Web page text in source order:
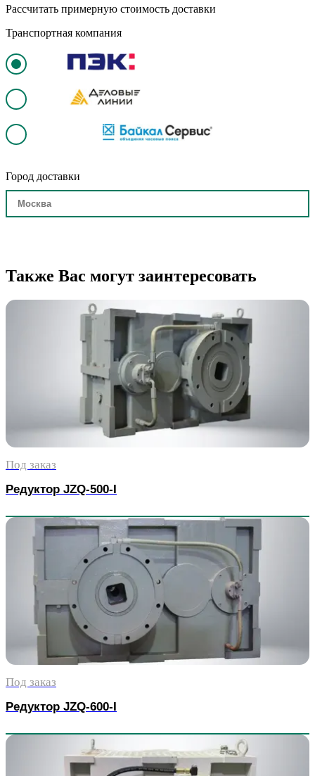
Рассчитать примерную стоимость доставки
Транспортная компания
Город доставки
Также Вас могут заинтересовать
Под заказ
Редуктор JZQ-500-I
Под заказ
Редуктор JZQ-600-I